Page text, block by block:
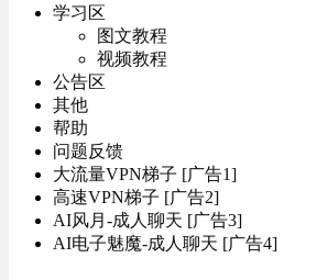
学习区
图文教程
视频教程
公告区
其他
帮助
问题反馈
大流量VPN梯子 [广告1]
高速VPN梯子 [广告2]
AI风月-成人聊天 [广告3]
AI电子魅魔-成人聊天 [广告4]